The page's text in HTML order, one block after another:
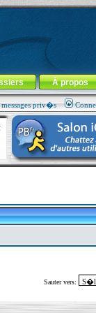
À propos
priv�s
Sauter vers: